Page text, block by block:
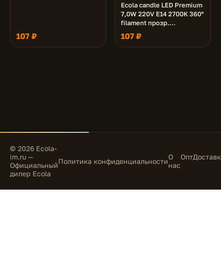
107 ₽
Ecola candle LED Premium
7,0W 220V E14 2700K 360°
filament прозр.
нитевидная свеча (Ra 80,
100 Lm/W, КП=0) 96х37
107 ₽
© 2026 Ecola-
im.ru —
Официальный
дилер Ecola
Политика конфиденциальностиО
нас
Опт